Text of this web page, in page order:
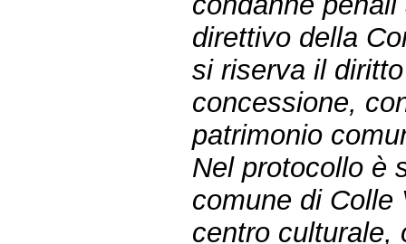
direttivo della
si riserva il
concessione,
patrimonio
Nel protocollo è
comune di Colle
centro culturale,